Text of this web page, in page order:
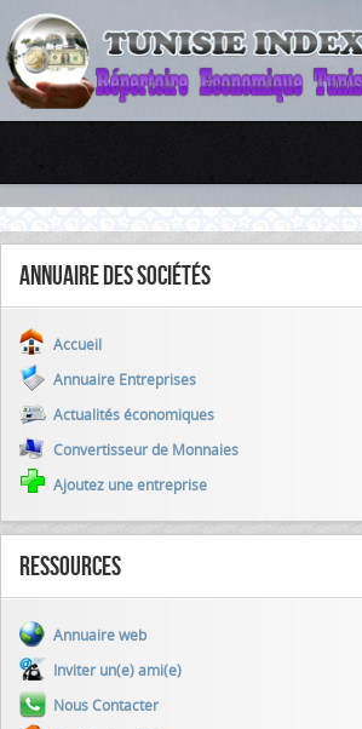
Annuaire des sociétés
Accueil
Annuaire Entreprises
Actualités économiques
Convertisseur de Monnaies
Ajoutez une entreprise
Ressources
Annuaire web
Inviter un(e) ami(e)
Nous Contacter